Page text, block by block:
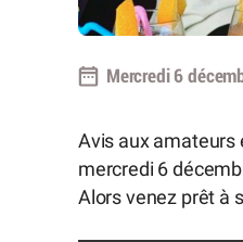
Mercredi 6
Avis aux amateurs
mercredi 6
Alors venez prêt à